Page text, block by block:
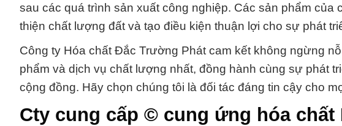
sau các quá trình sản xuất công nghiệp. Các sản phẩm của
thiện chất lượng đất và tạo điều kiện thuận lợi cho sự phát
Công ty Hóa chất Đắc Trường Phát cam kết không ngừng
phẩm và dịch vụ chất lượng nhất, đồng hành cùng sự phát
cộng đồng. Hãy chọn chúng tôi là đối tác đáng tin cậy cho
Cty cung cấp © cung ứng hóa chất